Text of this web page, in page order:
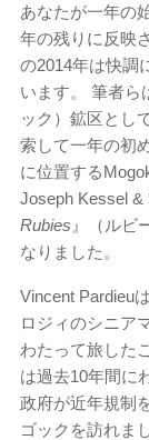
あなたが一年の
年の残りに反映
の2014年は快調
います。 筆者ら
ック）鉱区とし
索して一年の初
に位置する
Joseph Kessel &
Rubies 』（ルビ
なりました。
Vincent Pardieu
ロジィのシニア
わたって旅した
は過去10年間に
政府が近年規制
ゴックを訪れま